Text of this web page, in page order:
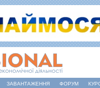
ЗАВАНТАЖЕННЯ ФОРУМ